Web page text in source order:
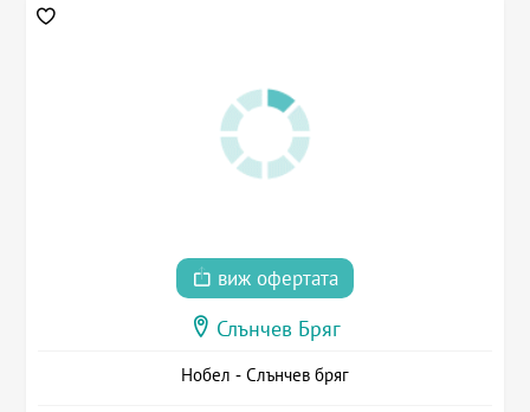
виж офертата
Слънчев Бряг
Нобел - Слънчев бряг